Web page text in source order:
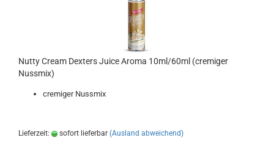
Nutty Cream Dexters Juice Aroma 10ml/60ml (cremiger
Nussmix)
cremiger Nussmix
Lieferzeit: sofort lieferbar (Ausland abweichend)